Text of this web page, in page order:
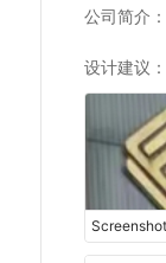
公司简介 ：
设计建议 ：